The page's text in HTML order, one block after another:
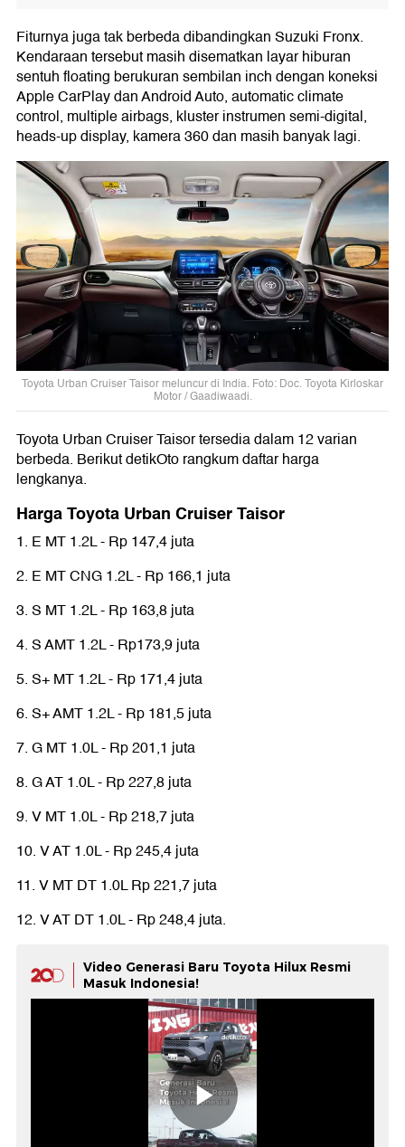
Fiturnya juga tak berbeda dibandingkan Suzuki Fronx.
Kendaraan tersebut masih disematkan layar hiburan
sentuh floating berukuran sembilan inch dengan koneksi
Apple CarPlay dan Android Auto, automatic climate
control, multiple airbags, kluster instrumen semi-digital,
heads-up display, kamera 360 dan masih banyak lagi.
Toyota Urban Cruiser Taisor meluncur di India. Foto: Doc. Toyota Kirloskar
Motor / Gaadiwaadi.
Toyota Urban Cruiser Taisor tersedia dalam 12 varian
berbeda. Berikut detikOto rangkum daftar harga
lengkanya.
Harga Toyota Urban Cruiser Taisor
1. E MT 1.2L - Rp 147,4 juta
2. E MT CNG 1.2L - Rp 166,1 juta
3. S MT 1.2L - Rp 163,8 juta
4. S AMT 1.2L - Rp173,9 juta
5. S+ MT 1.2L - Rp 171,4 juta
6. S+ AMT 1.2L - Rp 181,5 juta
7. G MT 1.0L - Rp 201,1 juta
8. G AT 1.0L - Rp 227,8 juta
9. V MT 1.0L - Rp 218,7 juta
10. V AT 1.0L - Rp 245,4 juta
11. V MT DT 1.0L Rp 221,7 juta
12. V AT DT 1.0L - Rp 248,4 juta.
Video Generasi Baru Toyota Hilux Resmi
Masuk Indonesia!